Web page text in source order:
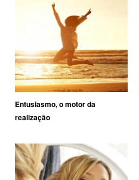
Entusiasmo, o motor da
realização